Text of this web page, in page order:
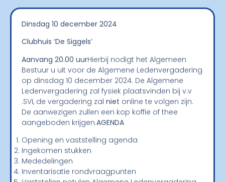
Dinsdag 10 december 2024
Clubhuis ‘De Siggels’
Aanvang 20.00 uurHierbij nodigt het Algemeen
Bestuur u uit voor de Algemene Ledenvergadering
op dinsdag 10 december 2024. De Algemene
Ledenvergadering zal fysiek plaatsvinden bij v.v
.SVI, de vergadering zal niet online te volgen zijn.
De aanwezigen zullen een kop koffie of thee
aangeboden krijgen.AGENDA
Opening en vaststelling agenda
Ingekomen stukken
Mededelingen
Inventarisatie rondvraagpunten